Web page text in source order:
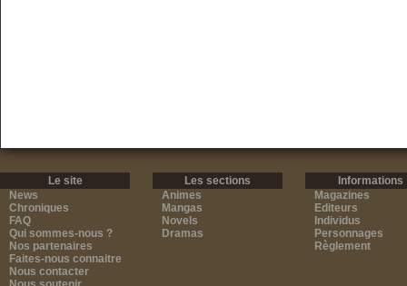
Le site
News
Chroniques
FAQ
Qui sommes-nous ?
Nos partenaires
Faites-nous connaitre
Nous contacter
Les sections
Animes
Mangas
Novels
Dramas
Informations
Magazines
Editeurs
Individus
Personnages
Règlement